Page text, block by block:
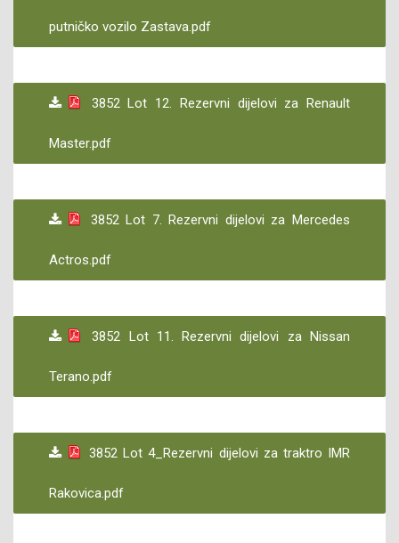
putničko vozilo Zastava.pdf
3852 Lot 12. Rezervni dijelovi za Renault
Master.pdf
3852 Lot 7. Rezervni dijelovi za Mercedes
Actros.pdf
3852 Lot 11. Rezervni dijelovi za Nissan
Terano.pdf
3852 Lot 4_Rezervni dijelovi za traktro IMR
Rakovica.pdf